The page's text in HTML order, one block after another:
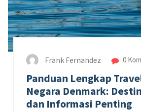
Frank Fernandez 0
Panduan Lengkap
Negara Denmark:
dan Informasi Penting